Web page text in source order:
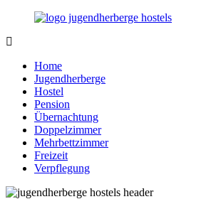
Zurück
Inhalt
Hostels.de
junge
jung
gebliebene
Menschen
Home
Jugendherberge
Hostel
Pension
Übernachtung
Doppelzimmer
Mehrbettzimmer
Freizeit
Verpflegung